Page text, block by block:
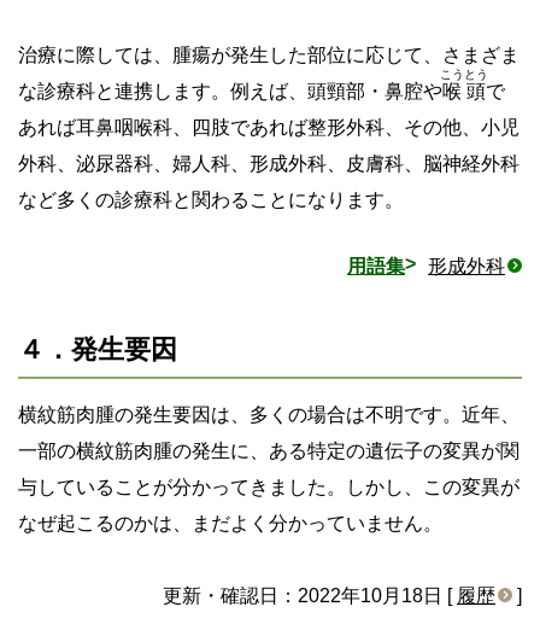
治療に際しては、腫瘍が発生した部位に応じて、さまざま
な診療科と連携します。例えば、頭頸部・鼻腔や喉頭
こうとう
で
あれば耳鼻咽喉科、四肢であれば整形外科、その他、小児
外科、泌尿器科、婦人科、形成外科、皮膚科、脳神経外科
など多くの診療科と関わることになります。
用語集 形成外科
４．発生要因
横紋筋肉腫の発生要因は、多くの場合は不明です。近年、
一部の横紋筋肉腫の発生に、ある特定の遺伝子の変異が関
与していることが分かってきました。しかし、この変異が
なぜ起こるのかは、まだよく分かっていません。
更新・確認日：2022年10月18日 [ 履歴 ]